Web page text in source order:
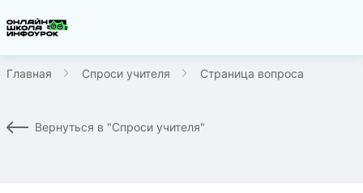
Главная Спроси учителя Страница вопроса
Вернуться в "Спроси учителя"